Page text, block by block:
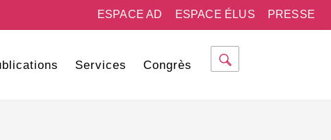
PRESSE
ESPACE ÉLUS
ESPACE AD
Services Congrès